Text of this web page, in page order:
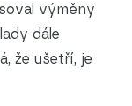
výměny
dále
že ušetří, je